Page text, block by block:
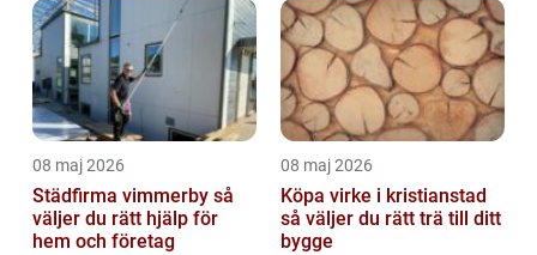
08 maj 2026
Städfirma vimmerby så
väljer du rätt hjälp för
hem och företag
08 maj 2026
Köpa virke i kristianstad
så väljer du rätt trä till ditt
bygge